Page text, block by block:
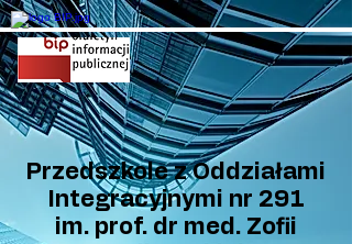
Przedszkole z Oddziałami
Integracyjnymi nr 291
im. prof. dr med. Zofii